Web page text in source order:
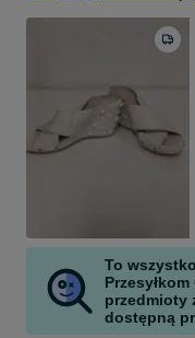
To
przedmioty
dostępną